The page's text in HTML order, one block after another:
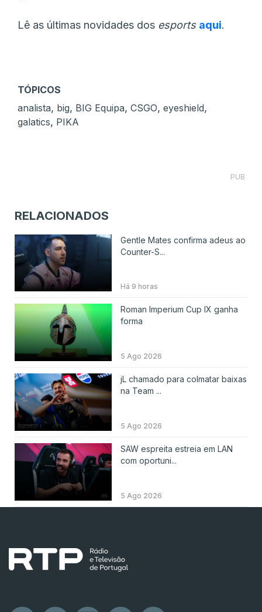
Lê as últimas novidades dos esports aqui.
TÓPICOS
analista, big, BIG Equipa, CSGO, eyeshield,
galatics, PIKA
PUB
RELACIONADOS
Gentle Mates confirma adeus ao
Counter-S...
Há 9 horas
Roman Imperium Cup IX ganha
forma
5 Ago 2026
jL chamado para colmatar baixas
na Team ...
5 Ago 2026
SAW espreita estreia em LAN
com oportuni...
5 Ago 2026